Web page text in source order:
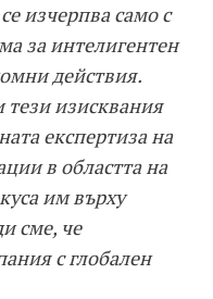
изчерпва само с
за интелигентен
действия.
тези изисквания
експертиза на
в областта на
им върху
сме, че
с глобален